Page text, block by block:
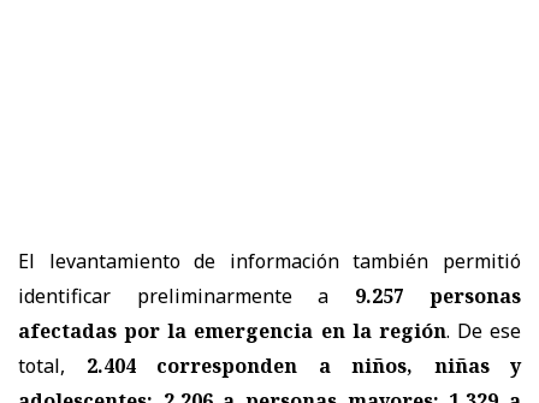
El levantamiento de información también permitió
identificar preliminarmente a 9.257 personas
afectadas por la emergencia en la región. De ese
total, 2.404 corresponden a niños, niñas y